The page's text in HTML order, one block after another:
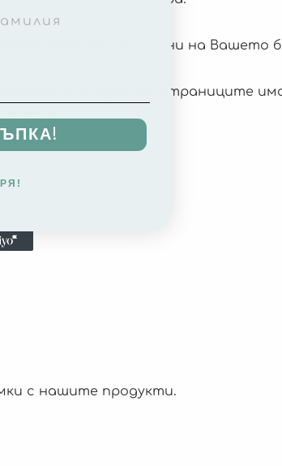
различни животни на Вашето
а на една от страниците
си.
с нашите продукти.